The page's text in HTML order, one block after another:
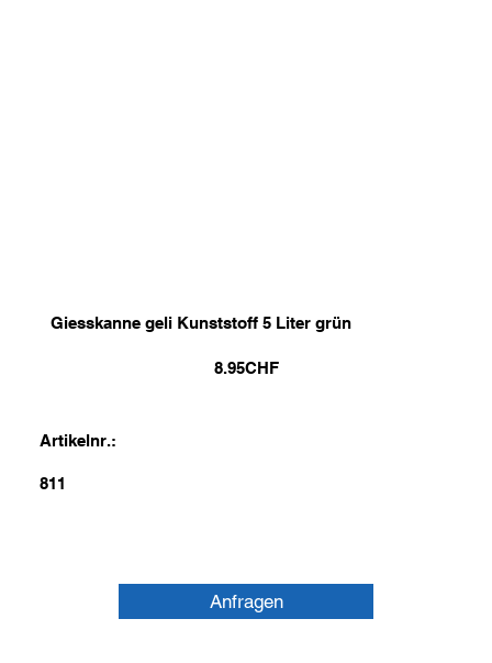
Giesskanne geli Kunststoff 5 Liter grün
8.95CHF
Artikelnr.:
811
Anfragen